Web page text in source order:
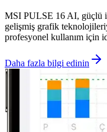
MSI PULSE 16 AI, güçlü
gelişmiş grafik
profesyonel kullanım için
Daha fazla bilgi edinin